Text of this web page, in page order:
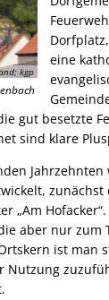
kgp
eine
gut besetzte
sind klare
Jahrzehnten
zunächst
„Am
aber nur zum
ist man
Nutzung